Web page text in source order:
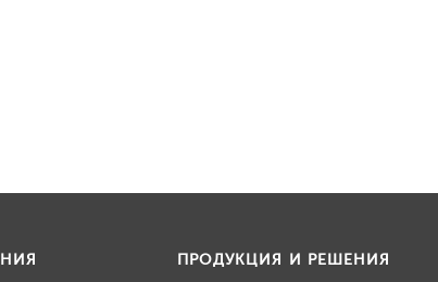
ПРОДУКЦИЯ И РЕШЕНИЯ